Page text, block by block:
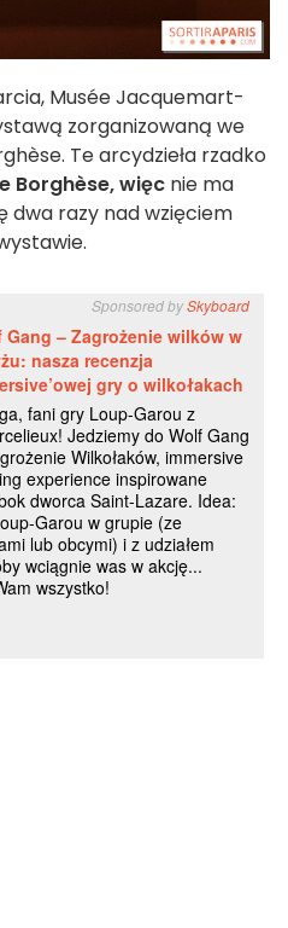
Musée Jacquemart-
zorganizowaną we
Te arcydzieła rzadko
Borghèse, więc nie ma
dwa razy nad wzięciem